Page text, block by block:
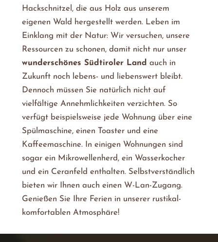
Hackschnitzel, die aus Holz aus unserem
eigenen Wald hergestellt werden. Leben im
Einklang mit der Natur: Wir versuchen, unsere
Ressourcen zu schonen, damit nicht nur unser
wunderschönes Südtiroler Land auch in
Zukunft noch lebens- und liebenswert bleibt.
Dennoch müssen Sie natürlich nicht auf
vielfältige Annehmlichkeiten verzichten. So
verfügt beispielsweise jede Wohnung über eine
Spülmaschine, einen Toaster und eine
Kaffeemaschine. In einigen Wohnungen sind
sogar ein Mikrowellenherd, ein Wasserkocher
und ein Ceranfeld enthalten. Selbstverständlich
bieten wir Ihnen auch einen W-Lan-Zugang.
Genießen Sie Ihre Ferien in unserer rustikal-
komfortablen Atmosphäre!